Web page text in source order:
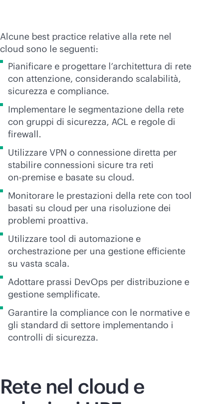
Alcune best practice relative alla rete nel
cloud sono le seguenti:
Pianificare e progettare l’architettura di rete
con attenzione, considerando scalabilità,
sicurezza e compliance.
Implementare le segmentazione della rete
con gruppi di sicurezza, ACL e regole di
firewall.
Utilizzare VPN o connessione diretta per
stabilire connessioni sicure tra reti
on-premise e basate su cloud.
Monitorare le prestazioni della rete con tool
basati su cloud per una risoluzione dei
problemi proattiva.
Utilizzare tool di automazione e
orchestrazione per una gestione efficiente
su vasta scala.
Adottare prassi DevOps per distribuzione e
gestione semplificate.
Garantire la compliance con le normative e
gli standard di settore implementando i
controlli di sicurezza.
Rete nel cloud e